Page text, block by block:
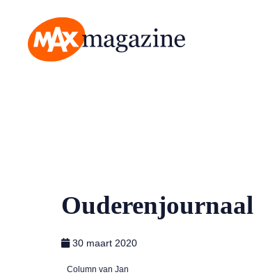
Ouderenjournaal
30 maart 2020
Column van Jan